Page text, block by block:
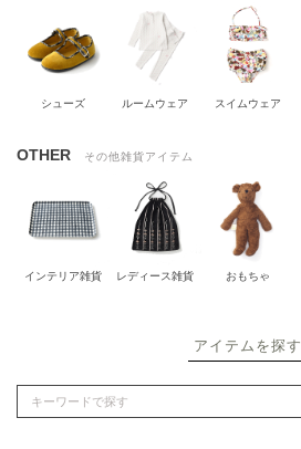
シューズ ルームウェア スイムウェア
OTHER その他雑貨アイテム
インテリア雑貨 レディース雑貨 おもちゃ
アイテムを探す